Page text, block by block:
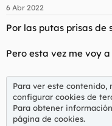
6 Abr 2022
Por las putas prisas de
Pero esta vez me voy
Para ver este contenido,
configurar cookies de
Para obtener
página de cookies.